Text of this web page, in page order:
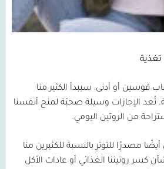
تغذية
قوسين أو أدنى، سيبدأ الكثير منا
تُعد الإجازات وسيلة صحيّة لمنح أنفسنا
من الروتين اليومي.
مصدرًا للتوتر بالنسبة للكثيرين منا
كسر روتيننا الغذائي أو عادات الأكل